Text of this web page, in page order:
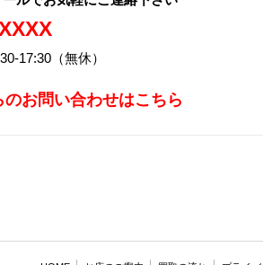
17:30（無休）
のお問い合わせはこちら